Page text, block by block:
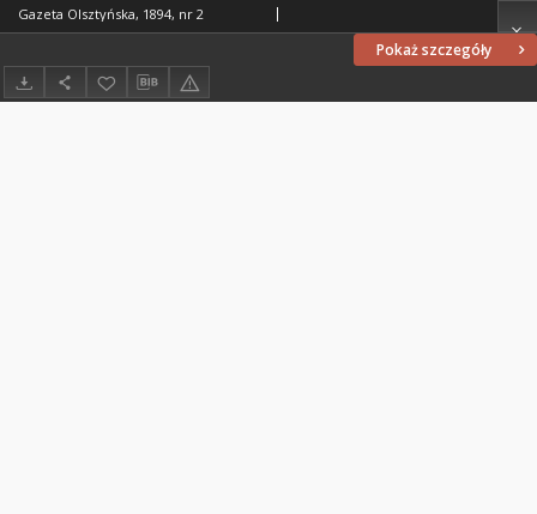
Pokaż szczegóły
Gazeta Olsztyńska, 1894, nr 2